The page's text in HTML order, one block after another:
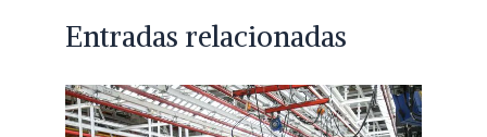
Entradas relacionadas